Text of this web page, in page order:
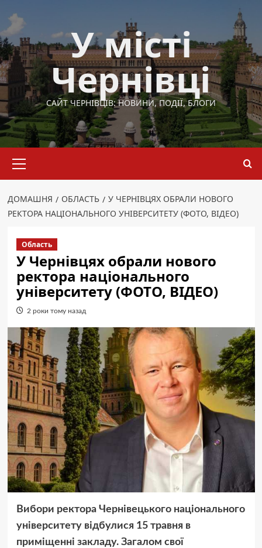
до
вмісту
У місті
Чернівці
САЙТ ЧЕРНІВЦІВ: НОВИНИ, ПОДІЇ, БЛОГИ
меню
ДОМАШНЯ ОБЛАСТЬ
У ЧЕРНІВЦЯХ ОБРАЛИ НОВОГО
РЕКТОРА НАЦІОНАЛЬНОГО УНІВЕРСИТЕТУ (ФОТО, ВІДЕО)
Область
У Чернівцях обрали нового
ректора національного
університету (ФОТО, ВІДЕО)
2 роки тому назад
Вибори ректора Чернівецького національного
університету відбулися 15 травня в
приміщенні закладу. Загалом свої